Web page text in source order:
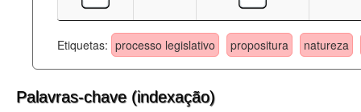
Agenda
Perguntas frequentes
Etiquetas: processo legislativo propositura natureza
Palavras-chave (indexação)